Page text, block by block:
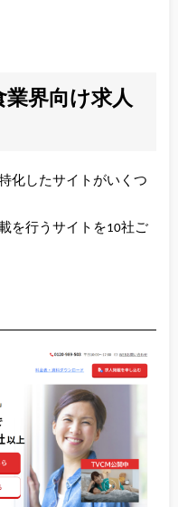
業界向け求人
化したサイトがいくつ
を行うサイトを10社ご